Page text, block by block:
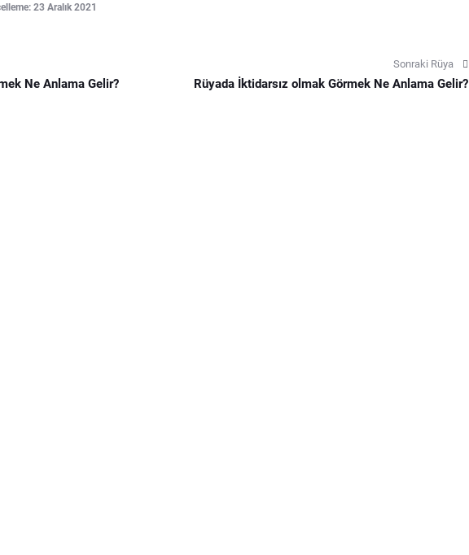
23 Aralık 2021
Ne Anlama Gelir?
Sonraki Rüya
Rüyada İktidarsız olmak Görmek Ne Anlama Gelir?